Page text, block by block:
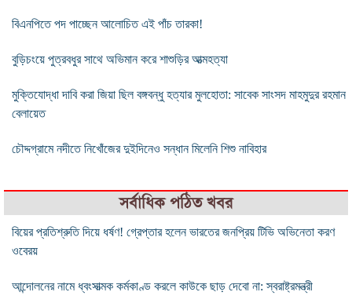
বিএনপিতে পদ পাচ্ছেন আলোচিত এই পাঁচ তারকা!
বুড়িচংয়ে পুত্রবধুর সাথে অভিমান করে শাশুড়ির আত্মহত্যা
মুক্তিযোদ্ধা দাবি করা জিয়া ছিল বঙ্গবন্ধু হত্যার মুলহোতা: সাবেক সাংসদ মাহমুদুর রহমান
বেলায়েত
চৌদ্দগ্রামে নদীতে নিখোঁজের দুইদিনেও সন্ধান মিলেনি শিশু নাবিহার
সর্বাধিক পঠিত খবর
বিয়ের প্রতিশ্রুতি দিয়ে ধর্ষণ! গ্রেপ্তার হলেন ভারতের জনপ্রিয় টিভি অভিনেতা করণ
ওবেরয়
আন্দোলনের নামে ধ্বংসাত্মক কর্মকাণ্ড করলে কাউকে ছাড় দেবো না: স্বরাষ্ট্রমন্ত্রী